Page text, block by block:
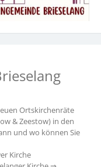
Ortskirchenräte
& Zeestow) in den
und wo können Sie
Kirche